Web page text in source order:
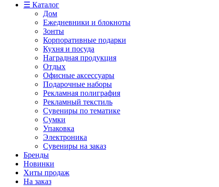
☰ Каталог
Дом
Ежедневники и блокноты
Зонты
Корпоративные подарки
Кухня и посуда
Наградная продукция
Отдых
Офисные аксессуары
Подарочные наборы
Рекламная полиграфия
Рекламный текстиль
Сувениры по тематике
Сумки
Упаковка
Электроника
Сувениры на заказ
Бренды
Новинки
Хиты продаж
На заказ